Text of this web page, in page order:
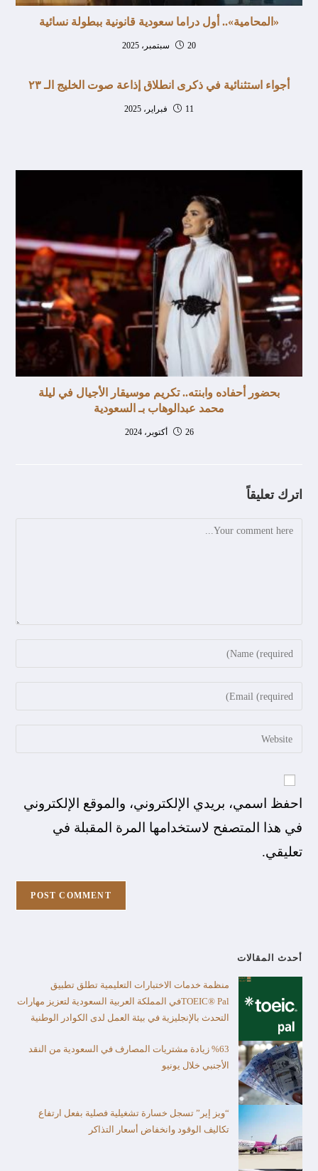
«المحامية».. أول دراما سعودية قانونية ببطولة نسائية
20 سبتمبر، 2025
‏أجواء استثنائية في ذكرى انطلاق إذاعة صوت الخليج الـ ٢٣
11 فبراير، 2025
بحضور أحفاده وابنته.. تكريم موسيقار الأجيال في ليلة
محمد عبدالوهاب بـ السعودية
26 أكتوبر، 2024
اترك تعليقاً
احفظ اسمي، بريدي الإلكتروني، والموقع الإلكتروني
في هذا المتصفح لاستخدامها المرة المقبلة في
تعليقي.
أحدث المقالات
منظمة خدمات الاختبارات التعليمية تطلق تطبيق
TOEIC® Palفي المملكة العربية السعودية لتعزيز مهارات
التحدث بالإنجليزية في بيئة العمل لدى الكوادر الوطنية
%63 زيادة مشتريات المصارف في السعودية من النقد
الأجنبي خلال يونيو
“ويز إير” تسجل خسارة تشغيلية فصلية بفعل ارتفاع
تكاليف الوقود وانخفاض أسعار التذاكر